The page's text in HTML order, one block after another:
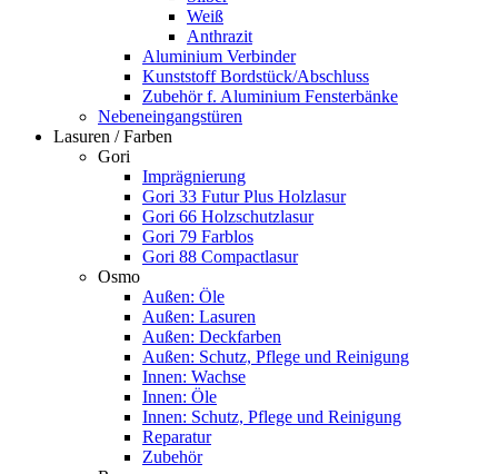
Weiß
Anthrazit
Aluminium Verbinder
Kunststoff Bordstück/Abschluss
Zubehör f. Aluminium Fensterbänke
Nebeneingangstüren
Lasuren / Farben
Gori
Imprägnierung
Gori 33 Futur Plus Holzlasur
Gori 66 Holzschutzlasur
Gori 79 Farblos
Gori 88 Compactlasur
Osmo
Außen: Öle
Außen: Lasuren
Außen: Deckfarben
Außen: Schutz, Pflege und Reinigung
Innen: Wachse
Innen: Öle
Innen: Schutz, Pflege und Reinigung
Reparatur
Zubehör